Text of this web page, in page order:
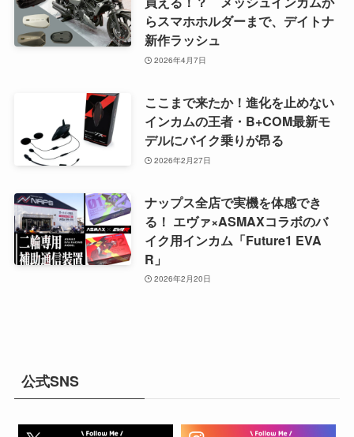
らスマホホルダーまで、デイトナ
新作ラッシュ
2026年4月7日
ここまで来たか！進化を止めない
インカムの王者・B+COM最新モ
デルにバイク乗りが昂る
2026年2月27日
ナップス全店で実機を体感でき
る！ エヴァ×ASMAXコラボのバ
イク用インカム「Future1 EVA
R」
2026年2月20日
公式SNS